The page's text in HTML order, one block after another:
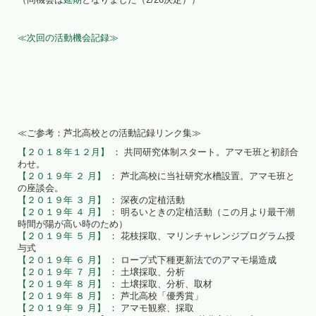
≪次回の活動機会記録≫
≪ご参考：芦北高校との活動記録リンク集≫
【２０１８年１２月】
： 共同研究体制スタート。アマモ班と初顔合
わせ。
【２０１９年 ２ 月】
： 芦北高校に当社研究水槽設置。アマモ班と
の座談会。
【２０１９年 ３ 月】
： 深夜の定植活動
【２０１９年 ４ 月】
： 明るいときの定植活動（この月より最干潮
時間が陽が高い時のため）
【２０１９年 ５ 月】
： 花枝採取、マリンチャレンジプログラム授
与式
【２０１９年 ６ 月】
： ロープ式下種更新法でのアマモ場造成
【２０１９年 ７ 月】
： 土壌採取、分析
【２０１９年 ８ 月】
： 土壌採取、分析、取材
【２０１９年 ８ 月】
： 芦北高校「優秀賞」
【２０１９年 ９ 月】
： アマモ観察、採取